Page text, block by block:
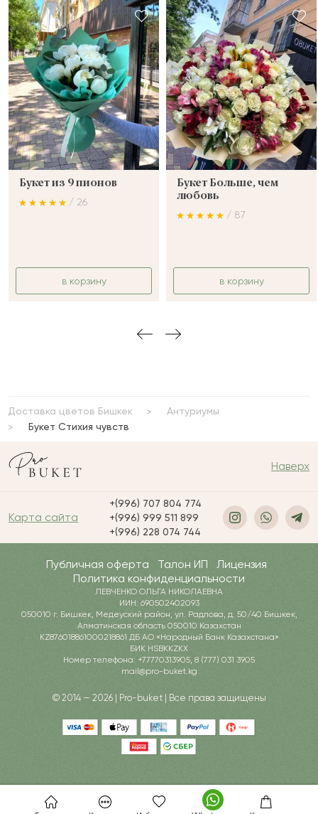
Букет из 9 пионов
/ 26
в корзину
Букет Больше, чем
любовь
/ 87
в корзину
Доставка цветов Бишкек
Антуриумы
Букет Стихия чувств
Наверх
Карта сайта
+(996) 707 804 774
+(996) 999 511 899
+(996) 228 074 744
Публичная оферта Талон ИП
Лицензия
Политика конфиденциальности
ЛЕВЧЕНКО ОЛЬГА НИКОЛАЕВНА
ИИН: 690502402093
050010 г. Бишкек, Медеуский район, ул. Радлова, д. 50/40 Бишкек,
Алматинская область 050010 Казахстан
KZ876018861000218861 ДБ АО «Народный Банк Казахстана»
БИК HSBKKZKX
Номер телефона: +77770313905, 8 (777) 031 3905
mail@pro-buket.kg
© 2014 — 2026 | Pro-buket | Все права защищены